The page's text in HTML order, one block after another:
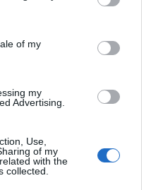
of my
my
Advertising.
Use,
of my
with the
collected.
7.8/10
8.8/10